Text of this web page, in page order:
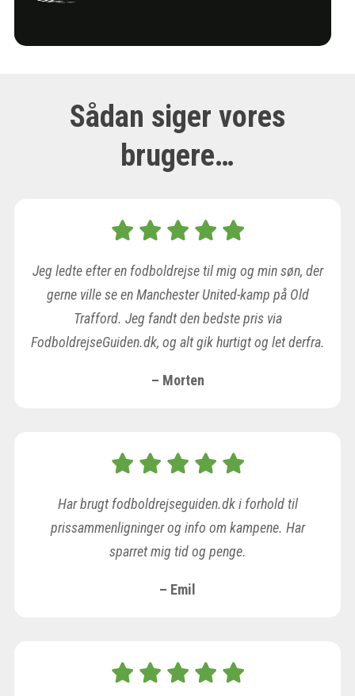
Sådan siger vores
brugere…
Jeg ledte efter en fodboldrejse til mig og min søn, der
gerne ville se en Manchester United-kamp på Old
Trafford. Jeg fandt den bedste pris via
FodboldrejseGuiden.dk, og alt gik hurtigt og let derfra.
– Morten
Har brugt fodboldrejseguiden.dk i forhold til
prissammenligninger og info om kampene. Har
sparret mig tid og penge.
– Emil